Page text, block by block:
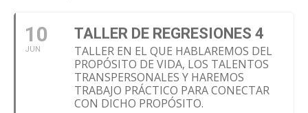
10
JUN
TALLER DE REGRESIONES 4
TALLER EN EL QUE HABLAREMOS DEL
PROPÓSITO DE VIDA, LOS TALENTOS
TRANSPERSONALES Y HAREMOS
TRABAJO PRÁCTICO PARA CONECTAR
CON DICHO PROPÓSITO.